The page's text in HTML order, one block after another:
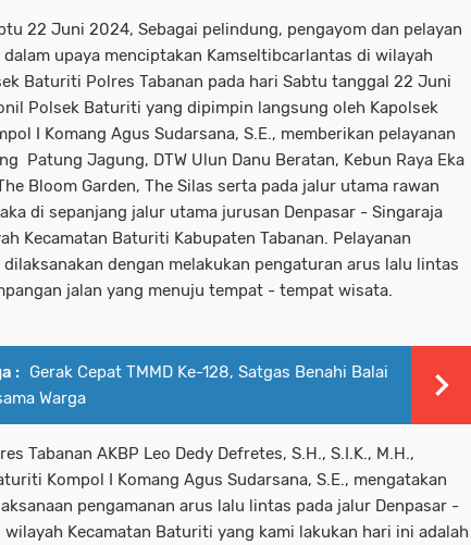
22 Juni 2024, Sebagai pelindung, pengayom dan pelayan
dalam upaya menciptakan Kamseltibcarlantas di wilayah
Baturiti Polres Tabanan pada hari Sabtu tanggal 22 Juni
Polsek Baturiti yang dipimpin langsung oleh Kapolsek
I Komang Agus Sudarsana, S.E., memberikan pelayanan
Patung Jagung, DTW Ulun Danu Beratan, Kebun Raya Eka
Bloom Garden, The Silas serta pada jalur utama rawan
di sepanjang jalur utama jurusan Denpasar - Singaraja
Kecamatan Baturiti Kabupaten Tabanan. Pelayanan
dilaksanakan dengan melakukan pengaturan arus lalu lintas
jalan yang menuju tempat - tempat wisata.
: Gerak Cepat TMMD Ke-128, Satgas Benahi Balai
Warga
Tabanan AKBP Leo Dedy Defretes, S.H., S.I.K., M.H.,
Kompol I Komang Agus Sudarsana, S.E., mengatakan
pengamanan arus lalu lintas pada jalur Denpasar -
wilayah Kecamatan Baturiti yang kami lakukan hari ini adalah